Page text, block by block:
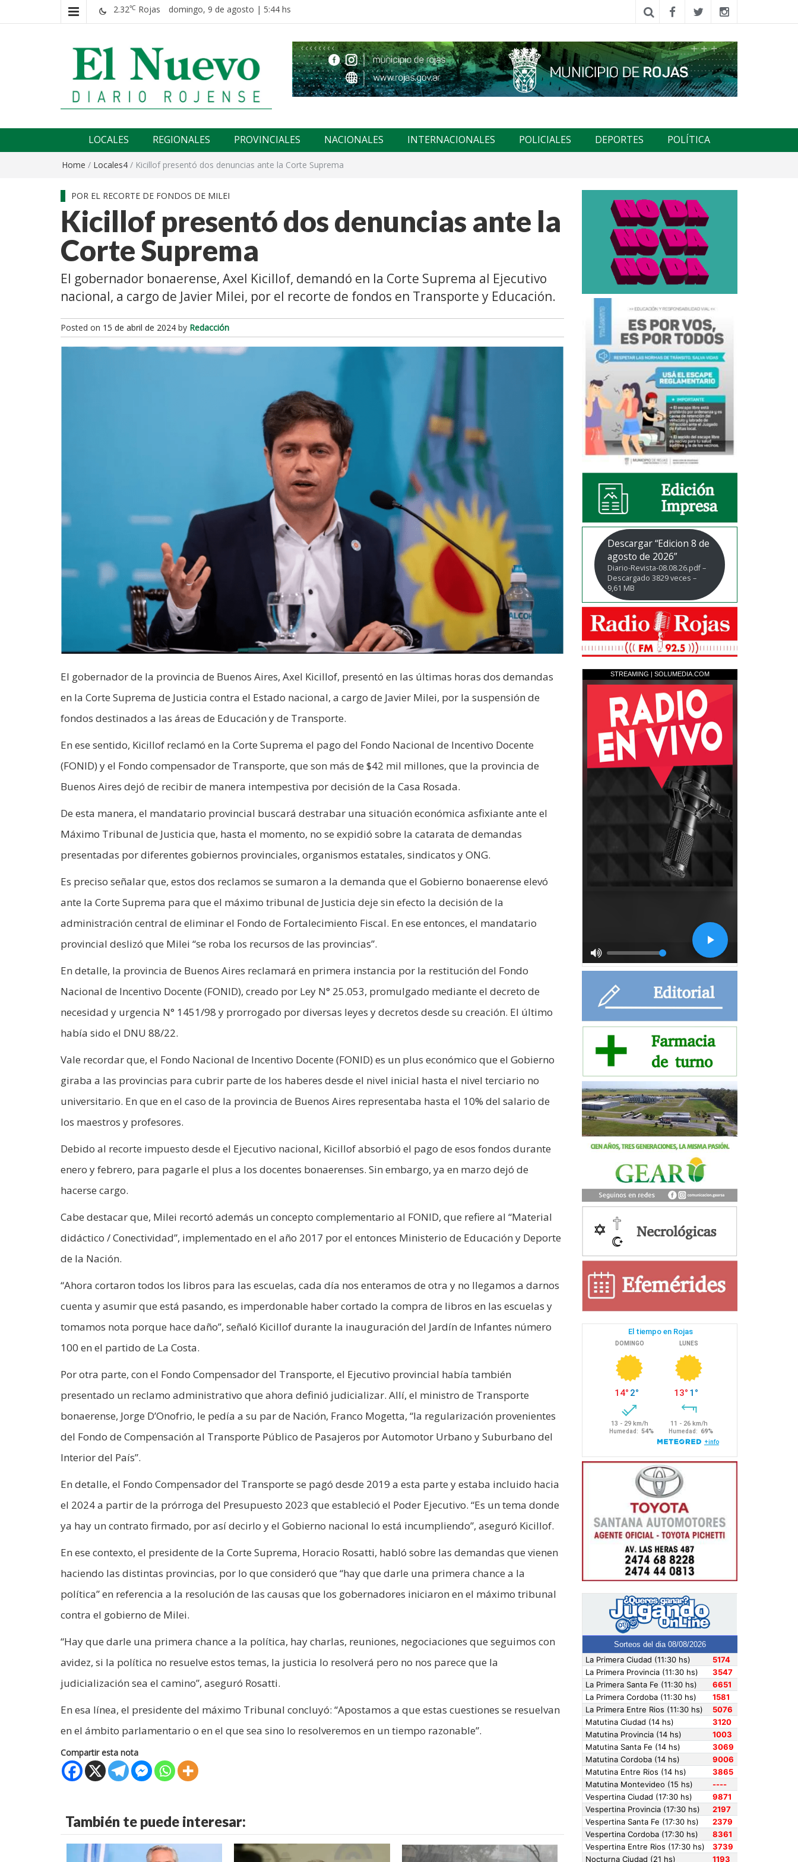
2.32℃ Rojas domingo, 9 de agosto | 5:44 hs
El nuevo rojense
LOCALES REGIONALES PROVINCIALES NACIONALES INTERNACIONALES POLICIALES DEPORTES POLÍTICA
Home / Locales4 / Kicillof presentó dos denuncias ante la Corte Suprema
POR EL RECORTE DE FONDOS DE MILEI
Kicillof presentó dos denuncias ante la
Corte Suprema
El gobernador bonaerense, Axel Kicillof, demandó en la Corte Suprema al Ejecutivo
nacional, a cargo de Javier Milei, por el recorte de fondos en Transporte y Educación.
Posted on 15 de abril de 2024 by Redacción
El gobernador de la provincia de Buenos Aires, Axel Kicillof, presentó en las últimas horas dos demandas
en la Corte Suprema de Justicia contra el Estado nacional, a cargo de Javier Milei, por la suspensión de
fondos destinados a las áreas de Educación y de Transporte.
En ese sentido, Kicillof reclamó en la Corte Suprema el pago del Fondo Nacional de Incentivo Docente
(FONID) y el Fondo compensador de Transporte, que son más de $42 mil millones, que la provincia de
Buenos Aires dejó de recibir de manera intempestiva por decisión de la Casa Rosada.
De esta manera, el mandatario provincial buscará destrabar una situación económica asfixiante ante el
Máximo Tribunal de Justicia que, hasta el momento, no se expidió sobre la catarata de demandas
presentadas por diferentes gobiernos provinciales, organismos estatales, sindicatos y ONG.
Es preciso señalar que, estos dos reclamos se sumaron a la demanda que el Gobierno bonaerense elevó
ante la Corte Suprema para que el máximo tribunal de Justicia deje sin efecto la decisión de la
administración central de eliminar el Fondo de Fortalecimiento Fiscal. En ese entonces, el mandatario
provincial deslizó que Milei “se roba los recursos de las provincias”.
En detalle, la provincia de Buenos Aires reclamará en primera instancia por la restitución del Fondo
Nacional de Incentivo Docente (FONID), creado por Ley N° 25.053, promulgado mediante el decreto de
necesidad y urgencia N° 1451/98 y prorrogado por diversas leyes y decretos desde su creación. El último
había sido el DNU 88/22.
Vale recordar que, el Fondo Nacional de Incentivo Docente (FONID) es un plus económico que el Gobierno
giraba a las provincias para cubrir parte de los haberes desde el nivel inicial hasta el nivel terciario no
universitario. En que en el caso de la provincia de Buenos Aires representaba hasta el 10% del salario de
los maestros y profesores.
Debido al recorte impuesto desde el Ejecutivo nacional, Kicillof absorbió el pago de esos fondos durante
enero y febrero, para pagarle el plus a los docentes bonaerenses. Sin embargo, ya en marzo dejó de
hacerse cargo.
Cabe destacar que, Milei recortó además un concepto complementario al FONID, que refiere al “Material
didáctico / Conectividad”, implementado en el año 2017 por el entonces Ministerio de Educación y Deporte
de la Nación.
“Ahora cortaron todos los libros para las escuelas, cada día nos enteramos de otra y no llegamos a darnos
cuenta y asumir que está pasando, es imperdonable haber cortado la compra de libros en las escuelas y
tomamos nota porque hace daño”, señaló Kicillof durante la inauguración del Jardín de Infantes número
100 en el partido de La Costa.
Por otra parte, con el Fondo Compensador del Transporte, el Ejecutivo provincial había también
presentado un reclamo administrativo que ahora definió judicializar. Allí, el ministro de Transporte
bonaerense, Jorge D’Onofrio, le pedía a su par de Nación, Franco Mogetta, “la regularización provenientes
del Fondo de Compensación al Transporte Público de Pasajeros por Automotor Urbano y Suburbano del
Interior del País”.
En detalle, el Fondo Compensador del Transporte se pagó desde 2019 a esta parte y estaba incluido hacia
el 2024 a partir de la prórroga del Presupuesto 2023 que estableció el Poder Ejecutivo. “Es un tema donde
ya hay un contrato firmado, por así decirlo y el Gobierno nacional lo está incumpliendo”, aseguró Kicillof.
En ese contexto, el presidente de la Corte Suprema, Horacio Rosatti, habló sobre las demandas que vienen
haciendo las distintas provincias, por lo que consideró que “hay que darle una primera chance a la
política” en referencia a la resolución de las causas que los gobernadores iniciaron en el máximo tribunal
contra el gobierno de Milei.
“Hay que darle una primera chance a la política, hay charlas, reuniones, negociaciones que seguimos con
avidez, si la política no resuelve estos temas, la justicia lo resolverá pero no nos parece que la
judicialización sea el camino”, aseguró Rosatti.
En esa línea, el presidente del máximo Tribunal concluyó: “Apostamos a que estas cuestiones se resuelvan
en el ámbito parlamentario o en el que sea sino lo resolveremos en un tiempo razonable”.
Compartir esta nota
También te puede interesar:
Descargar “Edicion 8 de
agosto de 2026”
Diario-Revista-08.08.26.pdf –
Descargado 3829 veces –
9,61 MB